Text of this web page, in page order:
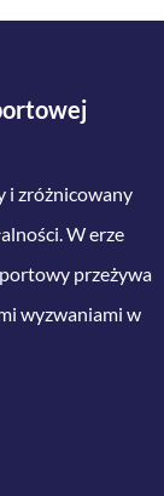
i zróżnicowany
W erze
przeżywa
wyzwaniami w